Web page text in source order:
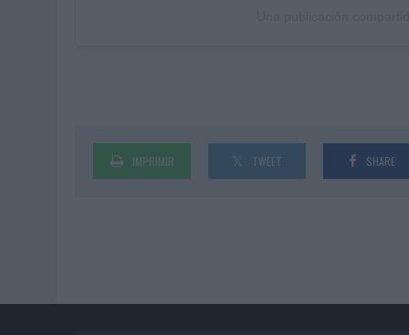
IMPRIMIR TWEET SHARE